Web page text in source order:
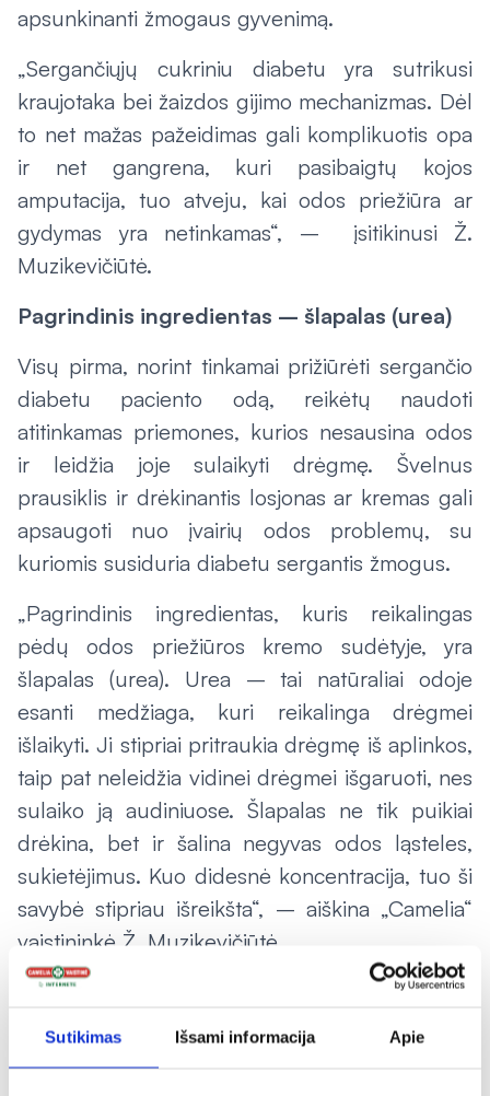
Sutikimas Išsami informacija Apie
apsunkinanti žmogaus gyvenimą.
„Sergančiųjų cukriniu diabetu yra sutrikusi
kraujotaka bei žaizdos gijimo mechanizmas. Dėl
to net mažas pažeidimas gali komplikuotis opa
ir net gangrena, kuri pasibaigtų kojos
amputacija, tuo atveju, kai odos priežiūra ar
gydymas yra netinkamas“, – įsitikinusi Ž.
Muzikevičiūtė.
Pagrindinis ingredientas – šlapalas (urea)
Visų pirma, norint tinkamai prižiūrėti sergančio
diabetu paciento odą, reikėtų naudoti
atitinkamas priemones, kurios nesausina odos
ir leidžia joje sulaikyti drėgmę. Švelnus
prausiklis ir drėkinantis losjonas ar kremas gali
apsaugoti nuo įvairių odos problemų, su
kuriomis susiduria diabetu sergantis žmogus.
„Pagrindinis ingredientas, kuris reikalingas
pėdų odos priežiūros kremo sudėtyje, yra
šlapalas (urea). Urea – tai natūraliai odoje
esanti medžiaga, kuri reikalinga drėgmei
išlaikyti. Ji stipriai pritraukia drėgmę iš aplinkos,
taip pat neleidžia vidinei drėgmei išgaruoti, nes
sulaiko ją audiniuose. Šlapalas ne tik puikiai
drėkina, bet ir šalina negyvas odos ląsteles,
sukietėjimus. Kuo didesnė koncentracija, tuo ši
savybė stipriau išreikšta“, – aiškina „Camelia“
vaistininkė Ž. Muzikevičiūtė.
Kasdieninė pėdų higiena
Pasak vaistininkės, diabetu sergantiems
žmonėms labai svarbi yra kasdieninė pėdų